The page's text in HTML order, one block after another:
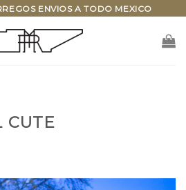
ENVIOS A TODO MEXICO
CUTE